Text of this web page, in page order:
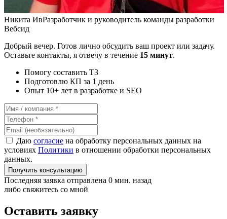
Никита ИвРазработчик и руководитель команды разработки
Вебсид
Добрый вечер. Готов лично обсудить ваш проект или задачу.
Оставьте контакты, я отвечу в течение 15 минут.
Помогу составить ТЗ
Подготовлю КП за 1 день
Опыт 10+ лет в разработке и SEO
Даю согласие на обработку персональных данных на
условиях Политики в отношении обработки персональных
данных.
Получить консультацию
Последняя заявка отправлена 0 мин. назад
либо свяжитесь со мной
Оставить заявку